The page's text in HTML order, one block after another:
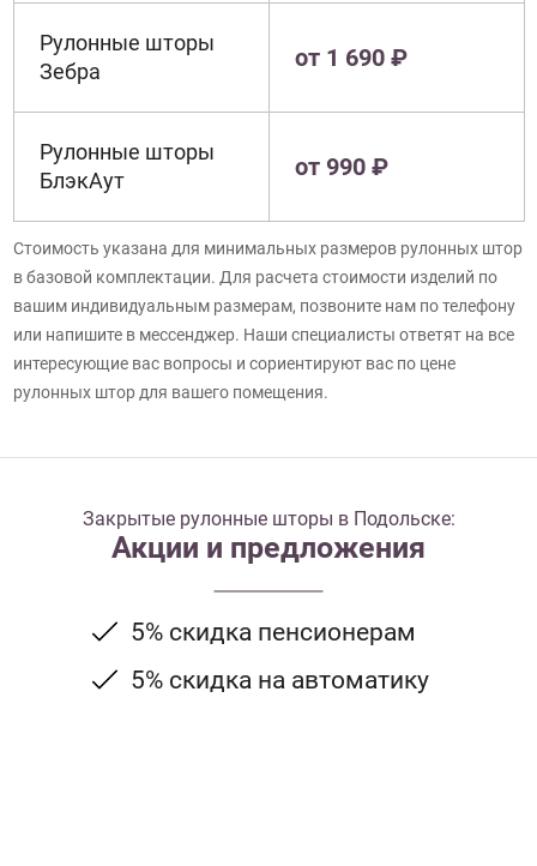
Рулонные шторы
Зебра
от 1 690 ₽
Рулонные шторы
БлэкАут
от 990 ₽
Стоимость указана для минимальных размеров рулонных штор
в базовой комплектации. Для расчета стоимости изделий по
вашим индивидуальным размерам, позвоните нам по телефону
или напишите в мессенджер. Наши специалисты ответят на все
интересующие вас вопросы и сориентируют вас по цене
рулонных штор для вашего помещения.
Закрытые рулонные шторы в Подольске:
Акции и предложения
5% скидка пенсионерам
5% скидка на автоматику